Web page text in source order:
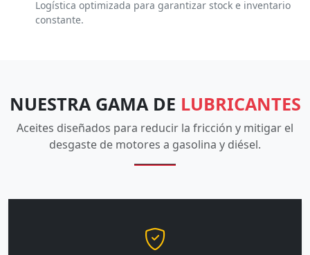
Logística optimizada para garantizar stock e inventario
constante.
NUESTRA GAMA DE LUBRICANTES
Aceites diseñados para reducir la fricción y mitigar el
desgaste de motores a gasolina y diésel.